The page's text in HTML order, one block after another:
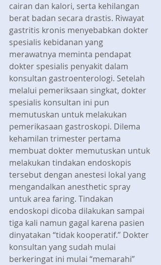
cairan dan kalori, serta kehilangan
berat badan secara drastis. Riwayat
gastritis kronis menyebabkan dokter
spesialis kebidanan yang
merawatnya meminta pendapat
dokter spesialis penyakit dalam
konsultan gastroenterologi. Setelah
melalui pemeriksaan singkat, dokter
spesialis konsultan ini pun
memutuskan untuk melakukan
pemerikasaan gastroskopi. Dilema
kehamilan trimester pertama
membuat dokter memutuskan untuk
melakukan tindakan endoskopis
tersebut dengan anestesi lokal yang
mengandalkan anesthetic spray
untuk area faring. Tindakan
endoskopi dicoba dilakukan sampai
tiga kali namun gagal karena pasien
dinyatakan “tidak kooperatif.” Dokter
konsultan yang sudah mulai
berkeringat ini mulai “memarahi”